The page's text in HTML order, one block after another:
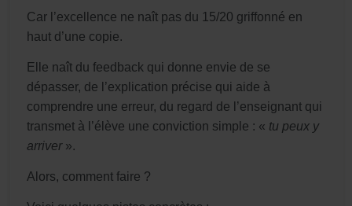
Car l’excellence ne naît pas du 15/20 griffonné en
haut d’une copie.
Elle naît du feedback qui donne envie de se
dépasser, de l’explication précise qui aide à
comprendre une erreur, du regard de l’enseignant qui
transmet à l’élève une conviction simple : « tu peux y
arriver».
Alors, comment faire ?